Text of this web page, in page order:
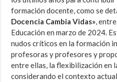
formación docente, como se
Docencia Cambia Vidas»,
Educación en marzo de 2024.
nudos críticos en la formación
profesoras y profesores y
entre ellas, la flexibilización en
considerando el contexto